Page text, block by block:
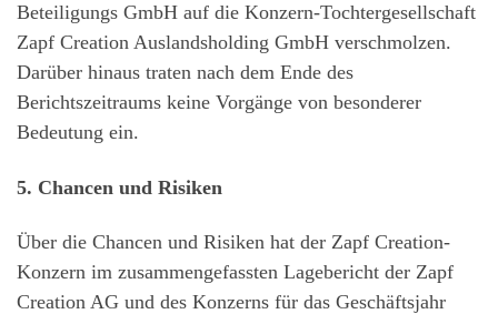
Beteiligungs GmbH auf die Konzern-Tochtergesellschaft
Zapf Creation Auslandsholding GmbH verschmolzen.
Darüber hinaus traten nach dem Ende des
Berichtszeitraums keine Vorgänge von besonderer
Bedeutung ein.
5. Chancen und Risiken
Über die Chancen und Risiken hat der Zapf Creation-
Konzern im zusammengefassten Lagebericht der Zapf
Creation AG und des Konzerns für das Geschäftsjahr